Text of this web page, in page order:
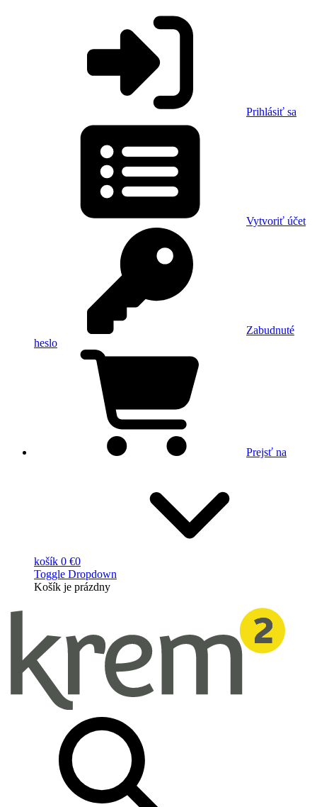
Prihlásiť sa
Vytvoriť účet
Zabudnuté
heslo
Prejsť na
košík 0 €0
Toggle Dropdown
Košík je prázdny